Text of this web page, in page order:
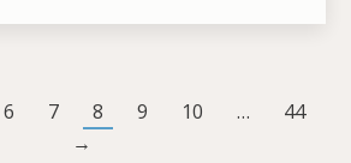
6 7 8 9 10 …
44
→